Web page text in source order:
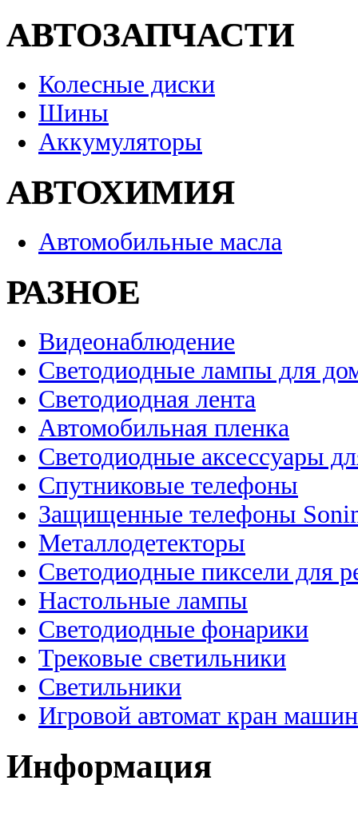
АВТОЗАПЧАСТИ
Колесные диски
Шины
Аккумуляторы
АВТОХИМИЯ
Автомобильные масла
РАЗНОЕ
Видеонаблюдение
Светодиодные лампы для
Светодиодная лента
Автомобильная пленка
Светодиодные аксессуары
Спутниковые телефоны
Защищенные телефоны
Металлодетекторы
Светодиодные пиксели для
Настольные лампы
Светодиодные фонарики
Трековые светильники
Светильники
Игровой автомат кран
Информация